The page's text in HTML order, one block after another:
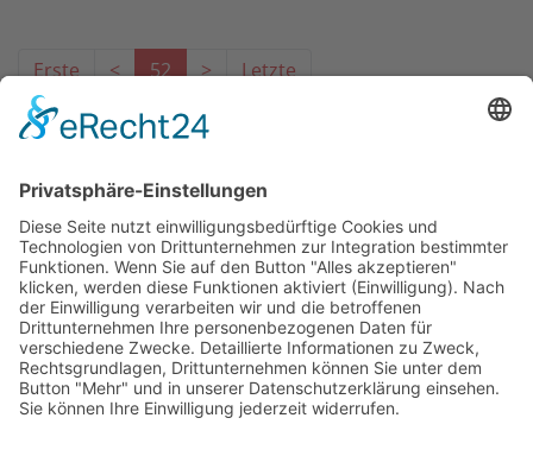
Erste < 52 > Letzte
Das Projekt zur Implementierung der Einheitlichen
Ansprechstellen für Arbeitgeber gemäß § 185a SGB IX in
Hessen wird gefördert aus Mitteln des LWV Hessen
Integrationsamtes. Das Projekt wird unter Einbindung
des Hessischen Ministeriums für Arbeit, Integration,
Jugend und Soziales von der Forschungsstelle des
Bildungswerks der Hessischen Wirtschaft e. V.
durchgeführt.